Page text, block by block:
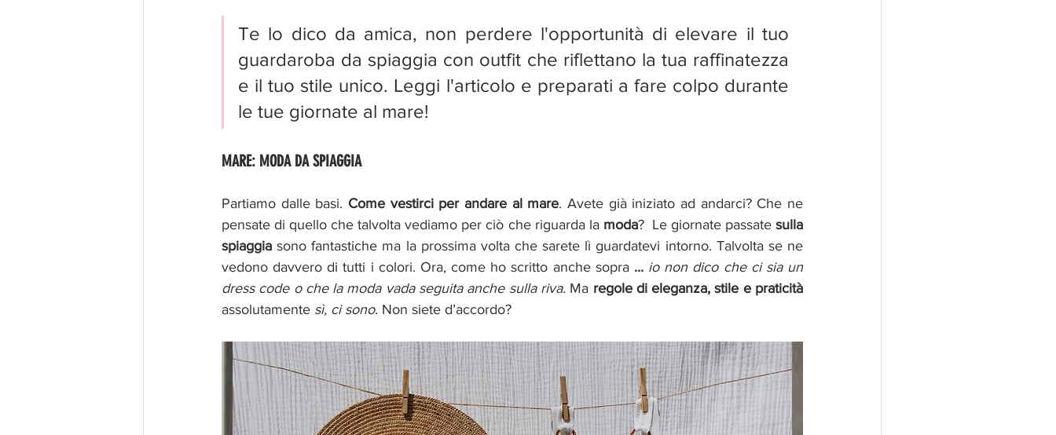
Te lo dico da amica, non perdere l'opportunità di elevare il tuo
guardaroba da spiaggia con outfit che riflettano la tua raffinatezza
e il tuo stile unico. Leggi l'articolo e preparati a fare colpo durante
le tue giornate al mare!
MARE: MODA DA SPIAGGIA
Partiamo dalle basi. Come vestirci per andare al mare. Avete già iniziato ad andarci? Che ne
pensate di quello che talvolta vediamo per ciò che riguarda la moda?  Le giornate passate sulla
spiaggia sono fantastiche ma la prossima volta che sarete lì guardatevi intorno. Talvolta se ne
vedono davvero di tutti i colori. Ora, come ho scritto anche sopra ... io non dico che ci sia un
dress code o che la moda vada seguita anche sulla riva. Ma regole di eleganza, stile e praticità
assolutamente sì, ci sono. Non siete d’accordo?